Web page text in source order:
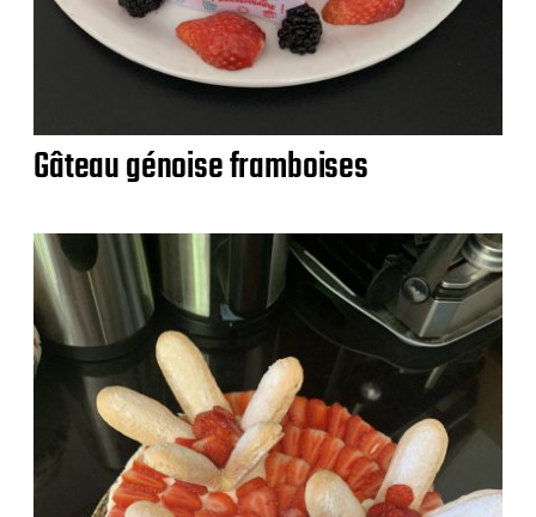
Gâteau génoise framboises